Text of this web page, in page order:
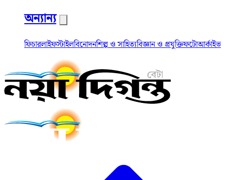
অন্যান্য
ফিচারলাইফস্টাইলবিনোদনশিল্প ও সাহিত্যবিজ্ঞান ও প্রযুক্তিফটোআর্কাইভ